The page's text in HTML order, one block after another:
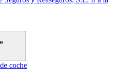
coche